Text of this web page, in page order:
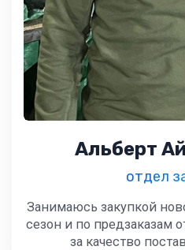
Альберт
отдел
Занимаюсь закупкой
сезон и по предзаказам
за качество